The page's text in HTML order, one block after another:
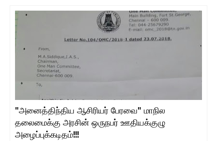
"அனைத்திந்திய ஆசிரியர் பேரவை" மாநில
தலைமைக்கு அரசின் ஒருநபர் ஊதியக்குழு
அழைப்புக்கடிதம்!!!